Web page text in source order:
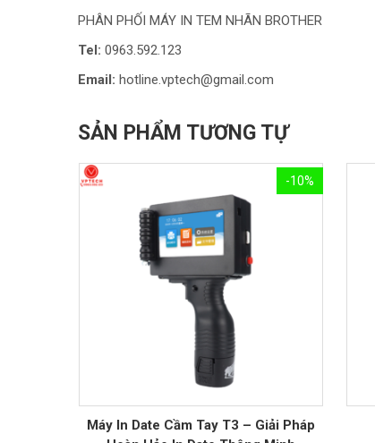
PHÂN PHỐI MÁY IN TEM NHÃN BROTHER
Tel: 0963.592.123
Email: hotline.vptech@gmail.com
SẢN PHẨM TƯƠNG TỰ
-10%
Máy In Date Cầm Tay T3 – Giải Pháp